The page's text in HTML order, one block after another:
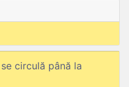
se circulă până la